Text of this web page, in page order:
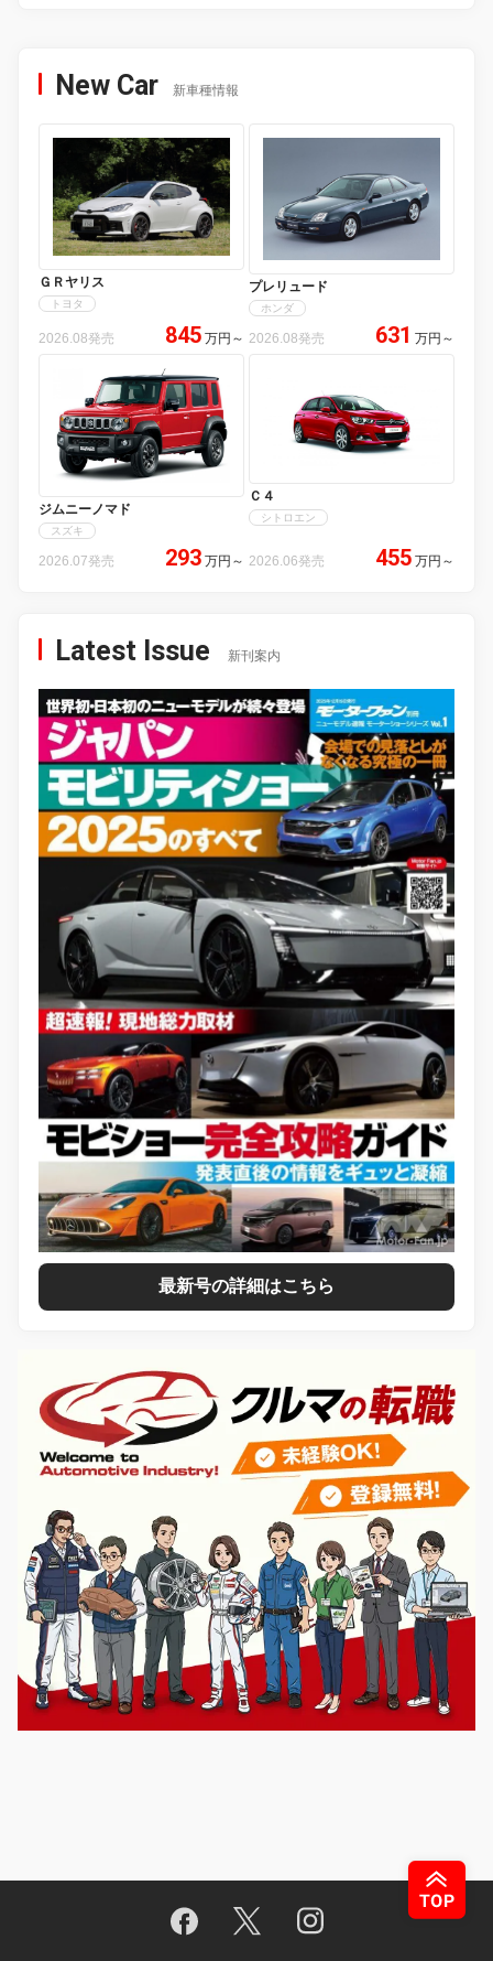
New Car 新車種情報
ＧＲヤリス
トヨタ
2026.08発売 845 万円 ～
プレリュード
ホンダ
2026.08発売 631 万円 ～
ジムニーノマド
スズキ
2026.07発売 293 万円 ～
Ｃ４
シトロエン
2026.06発売 455 万円 ～
Latest Issue 新刊案内
最新号の詳細はこちら